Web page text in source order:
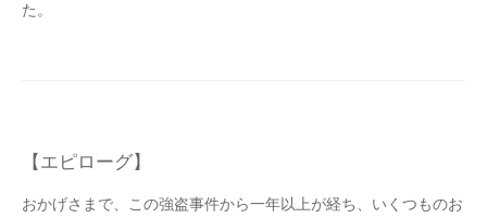
た。
【エピローグ】
おかげさまで、この強盗事件から一年以上が経ち、いくつものお